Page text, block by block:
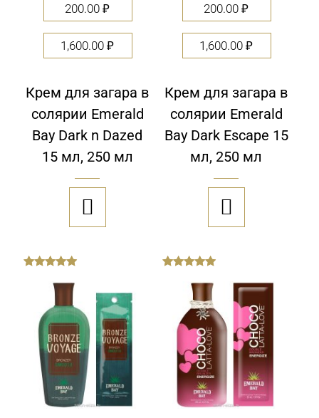
200.00 ₽
1,600.00 ₽
Крем для загара в
солярии Emerald
Bay Dark n Dazed
15 мл, 250 мл

200.00 ₽
1,600.00 ₽
Крем для загара в
солярии Emerald
Bay Dark Escape 15
мл, 250 мл
